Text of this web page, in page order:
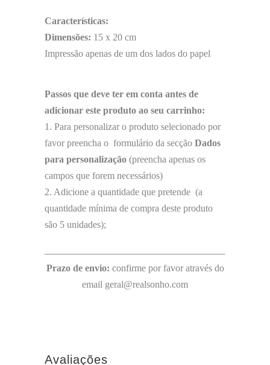
Características:
Dimensões: 15 x 20 cm
Impressão apenas de um dos lados do papel
Passos que deve ter em conta antes de
adicionar este produto ao seu carrinho:
1. Para personalizar o produto selecionado por
favor preencha o formulário da secção Dados
para personalização (preencha apenas os
campos que forem necessários)
2. Adicione a quantidade que pretende (a
quantidade mínima de compra deste produto
são 5 unidades);
Prazo de envio: confirme por favor através do
email geral@realsonho.com
Avaliações